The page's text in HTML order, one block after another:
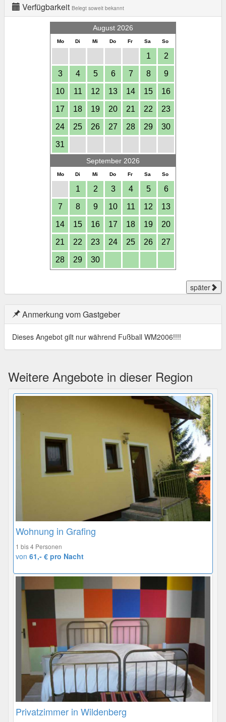
Verfügbarkeit Belegt soweit bekannt
August 2026
Mo Di Mi Do Fr Sa So
1 2
3 4 5 6 7 8 9
10 11 12 13 14 15 16
17 18 19 20 21 22 23
24 25 26 27 28 29 30
31
September 2026
Mo Di Mi Do Fr Sa So
1 2 3 4 5 6
7 8 9 10 11 12 13
14 15 16 17 18 19 20
21 22 23 24 25 26 27
28 29 30
später
Anmerkung vom Gastgeber
Dieses Angebot gilt nur während Fußball WM2006!!!!
Weitere Angebote in dieser Region
Wohnung in Grafing
1 bis 4 Personen
von 61,- € pro Nacht
Privatzimmer in Wildenberg